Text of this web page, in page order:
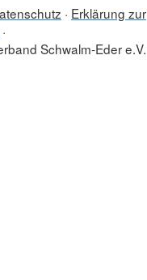
Erklärung zur
Schwalm-Eder e.V.